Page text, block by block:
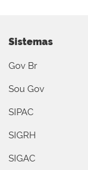
Sistemas
Gov Br
Sou Gov
SIPAC
SIGRH
SIGAC